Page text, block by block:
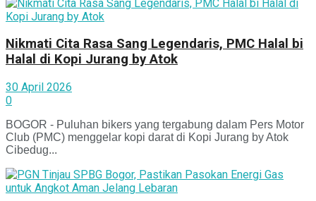
Nikmati Cita Rasa Sang Legendaris, PMC Halal bi
Halal di Kopi Jurang by Atok
30 April 2026
0
BOGOR - Puluhan bikers yang tergabung dalam Pers Motor
Club (PMC) menggelar kopi darat di Kopi Jurang by Atok
Cibedug...